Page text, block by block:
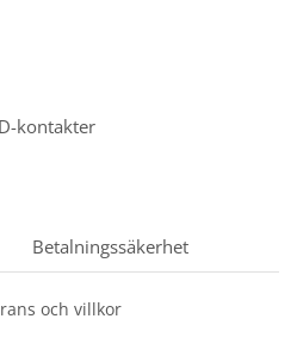
kontakter
Betalningssäkerhet
och villkor